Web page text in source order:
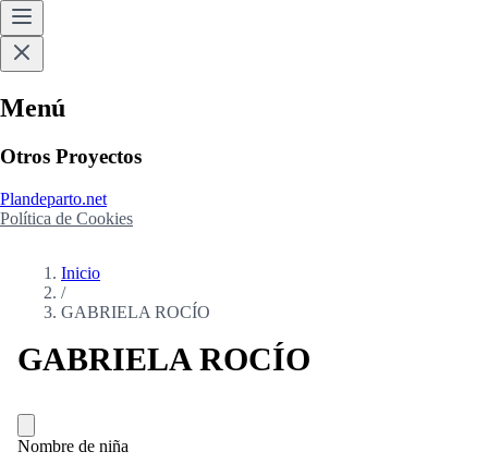
Menú
Otros Proyectos
Plandeparto.net
Política de Cookies
Inicio
/
GABRIELA ROCÍO
GABRIELA ROCÍO
Nombre de niña